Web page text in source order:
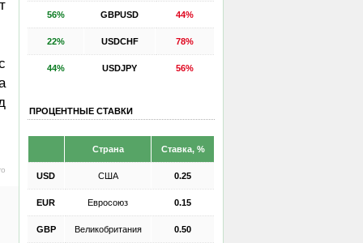
56% GBPUSD 44%
22% USDCHF 78%
44% USDJPY 56%
ПРОЦЕНТНЫЕ СТАВКИ
Страна Ставка, %
USD США 0.25
EUR Евросоюз 0.15
GBP Великобритания 0.50